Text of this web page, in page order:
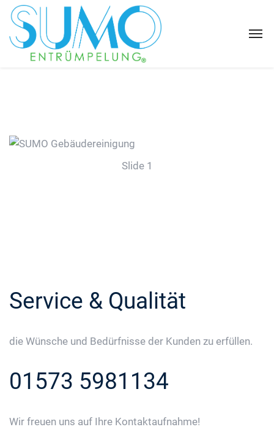
Slide 1
Service & Qualität
die Wünsche und Bedürfnisse der Kunden zu erfüllen.
01573 5981134
Wir freuen uns auf Ihre Kontaktaufnahme!